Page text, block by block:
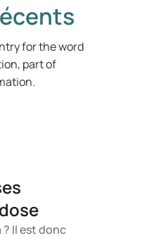
Il est donc